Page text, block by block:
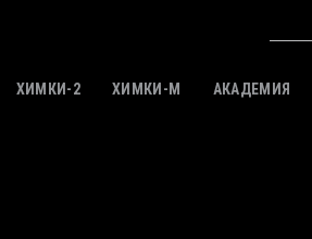
ХИМКИ-2 ХИМКИ-M АКАДЕМИЯ